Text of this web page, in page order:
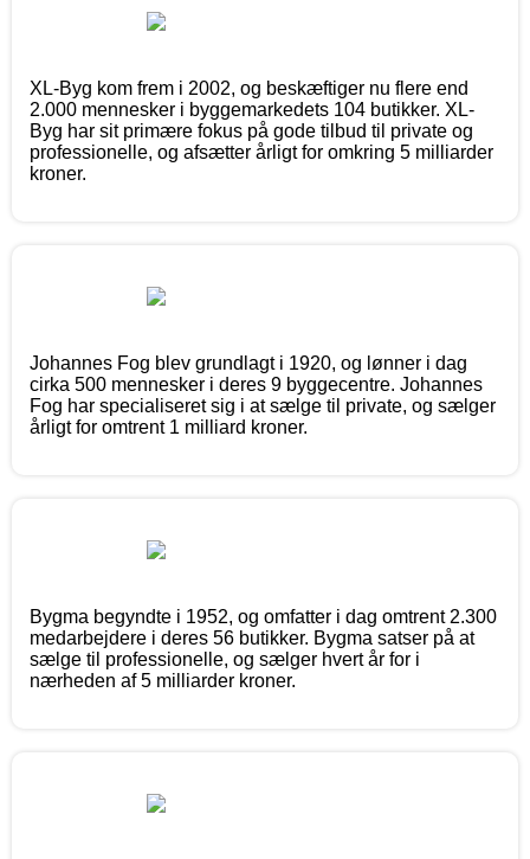
XL-Byg kom frem i 2002, og beskæftiger nu flere end
2.000 mennesker i byggemarkedets 104 butikker. XL-
Byg har sit primære fokus på gode tilbud til private og
professionelle, og afsætter årligt for omkring 5 milliarder
kroner.
Johannes Fog blev grundlagt i 1920, og lønner i dag
cirka 500 mennesker i deres 9 byggecentre. Johannes
Fog har specialiseret sig i at sælge til private, og sælger
årligt for omtrent 1 milliard kroner.
Bygma begyndte i 1952, og omfatter i dag omtrent 2.300
medarbejdere i deres 56 butikker. Bygma satser på at
sælge til professionelle, og sælger hvert år for i
nærheden af 5 milliarder kroner.